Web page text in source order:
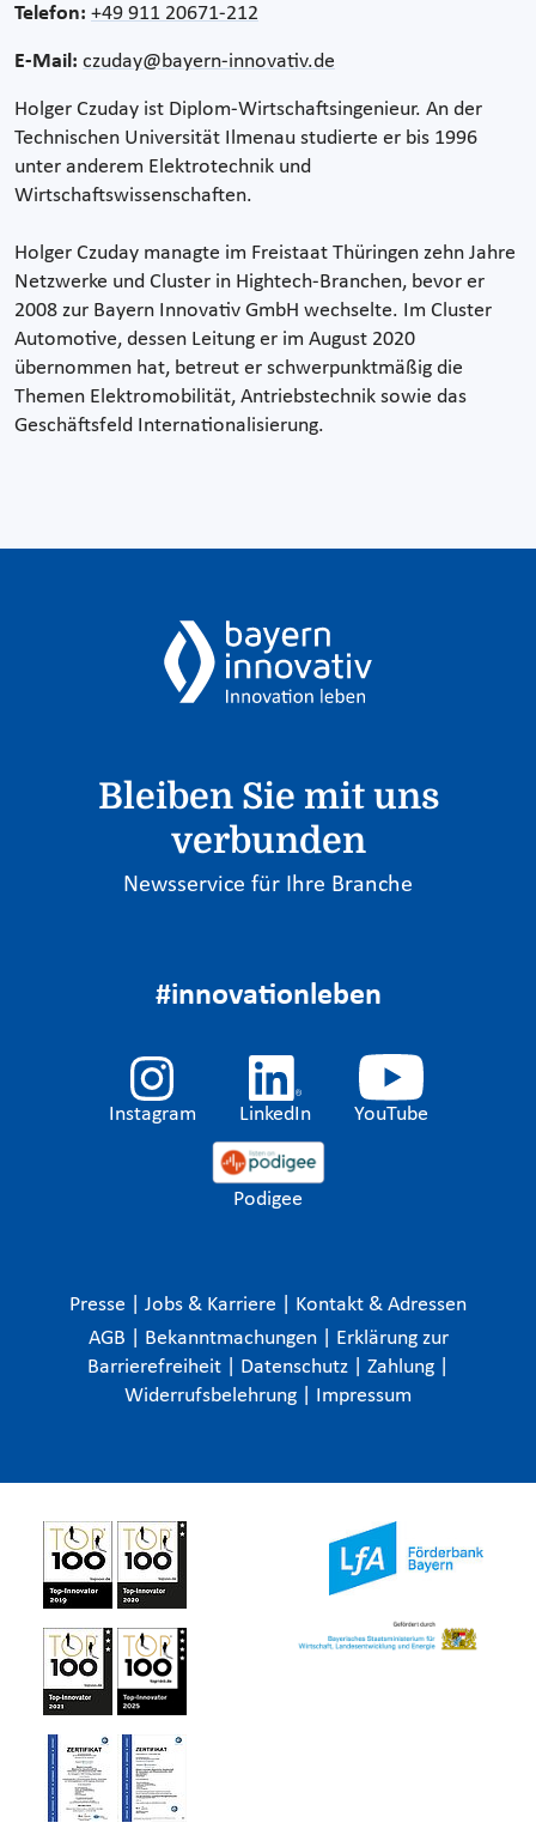
Telefon: +49 911 20671-212
E-Mail: czuday@bayern-innovativ.de
Holger Czuday ist Diplom-Wirtschaftsingenieur. An der
Technischen Universität Ilmenau studierte er bis 1996
unter anderem Elektrotechnik und
Wirtschaftswissenschaften.
Holger Czuday managte im Freistaat Thüringen zehn Jahre
Netzwerke und Cluster in Hightech-Branchen, bevor er
2008 zur Bayern Innovativ GmbH wechselte. Im Cluster
Automotive, dessen Leitung er im August 2020
übernommen hat, betreut er schwerpunktmäßig die
Themen Elektromobilität, Antriebstechnik sowie das
Geschäftsfeld Internationalisierung.
Bleiben Sie mit uns
verbunden
Newsservice für Ihre Branche
#innovationleben
Instagram LinkedIn YouTube
Podigee
Presse Jobs & Karriere
Kontakt & Adressen
AGB
Bekanntmachungen
Erklärung zur
Barrierefreiheit
Datenschutz Zahlung
Widerrufsbelehrung
Impressum